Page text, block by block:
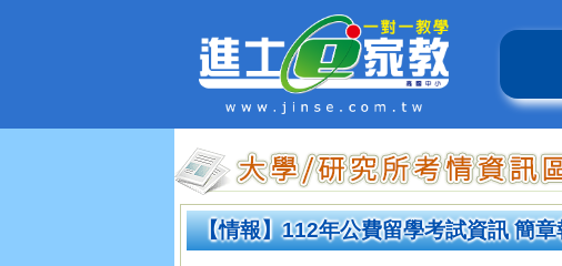
【情報】112年公費留學考試資訊 簡